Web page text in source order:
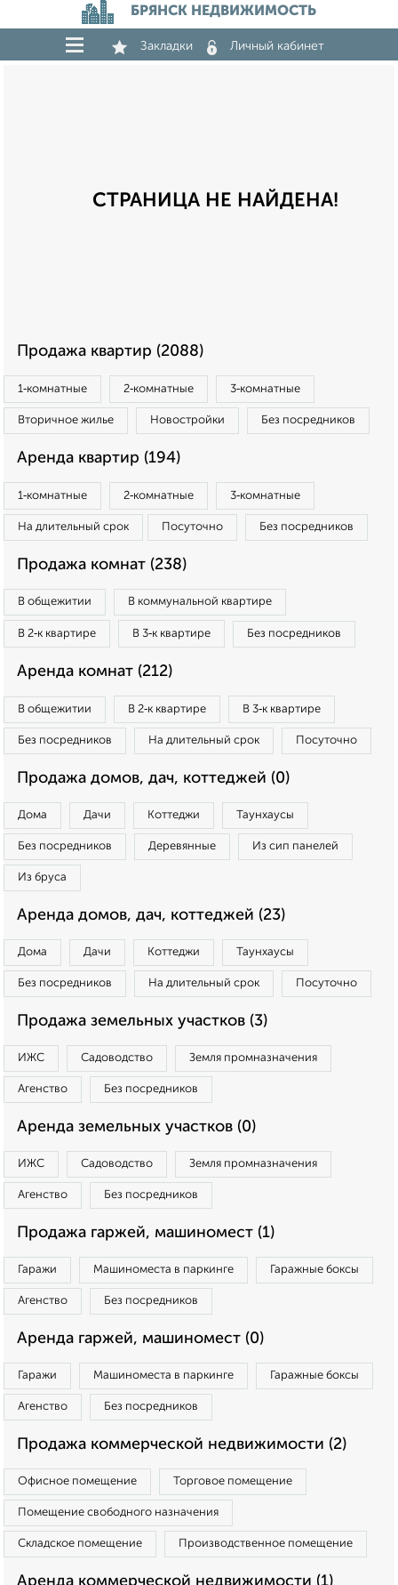
БРЯНСК НЕДВИЖИМОСТЬ
Закладки Личный кабинет
СТРАНИЦА НЕ НАЙДЕНА!
Продажа квартир (2088)
1‑комнатные 2‑комнатные 3‑комнатные
Вторичное жилье Новостройки Без посредников
Аренда квартир (194)
1‑комнатные 2‑комнатные 3‑комнатные
На длительный срок Посуточно Без посредников
Продажа комнат (238)
В общежитии В коммунальной квартире
В 2‑к квартире В 3‑к квартире Без посредников
Аренда комнат (212)
В общежитии В 2‑к квартире В 3‑к квартире
Без посредников На длительный срок Посуточно
Продажа домов, дач, коттеджей (0)
Дома Дачи Коттеджи Таунхаусы
Без посредников Деревянные Из сип панелей
Из бруса
Аренда домов, дач, коттеджей (23)
Дома Дачи Коттеджи Таунхаусы
Без посредников На длительный срок Посуточно
Продажа земельных участков (3)
ИЖС Садоводство Земля промназначения
Агенство Без посредников
Аренда земельных участков (0)
ИЖС Садоводство Земля промназначения
Агенство Без посредников
Продажа гаржей, машиномест (1)
Гаражи Машиноместа в паркинге Гаражные боксы
Агенство Без посредников
Аренда гаржей, машиномест (0)
Гаражи Машиноместа в паркинге Гаражные боксы
Агенство Без посредников
Продажа коммерческой недвижимости (2)
Офисное помещение Торговое помещение
Помещение свободного назначения
Складское помещение Производственное помещение
Аренда коммерческой недвижимости (1)